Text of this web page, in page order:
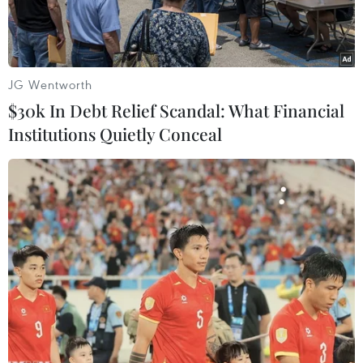
Sự phát triển nhanh chóng của AI đặt ra các yêu cầu nghiêm
ngặt về hiệu quả năng lượng đối với điện toán thế hệ tiếp theo.
(Nguồn: SCMP)
Một nhóm nhà khoa học Trung Quốc đã thiết kế
chip Trí tuệ Nhân tạo (AI) dựa trên quang tử
JG Wentworth
$30k In Debt Relief Scandal: What Financial
Institutions Quietly Conceal